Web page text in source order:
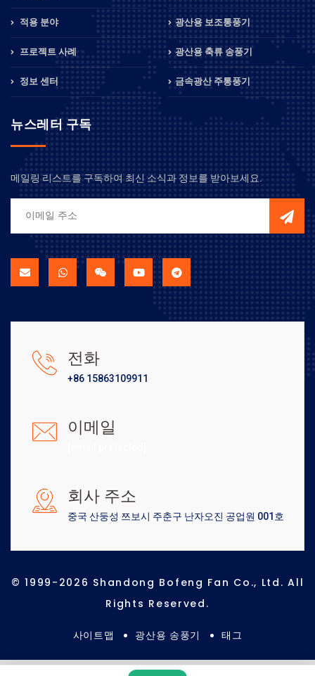
적용 분야
프로젝트 사례
정보 센터
광산용 보조통풍기
광산용 축류 송풍기
금속광산 주통풍기
뉴스레터 구독
메일링 리스트를 구독하여 최신 소식과 정보를 받아보세요.
전화
+86 15863109911
이메일
회사 주소
중국 산둥성 쯔보시 주춘구 난자오진 공업원 001호
© 1999-2026 Shandong Bofeng Fan Co., Ltd. All
Rights Reserved.
사이트맵 광산용 송풍기 태그